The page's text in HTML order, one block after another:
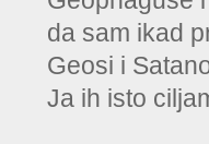
da sam ikad
Geosi i
Ja ih isto